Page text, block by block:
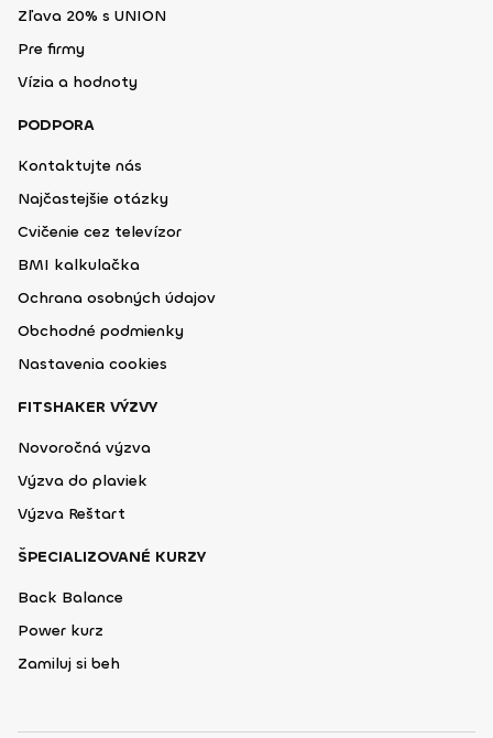
Zľava 20% s UNION
Pre firmy
Vízia a hodnoty
PODPORA
Kontaktujte nás
Najčastejšie otázky
Cvičenie cez televízor
BMI kalkulačka
Ochrana osobných údajov
Obchodné podmienky
Nastavenia cookies
FITSHAKER VÝZVY
Novoročná výzva
Výzva do plaviek
Výzva Reštart
ŠPECIALIZOVANÉ KURZY
Back Balance
Power kurz
Zamiluj si beh